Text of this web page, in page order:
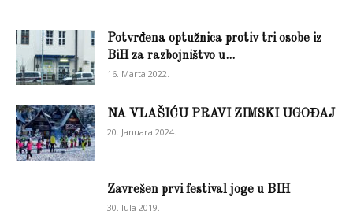
Potvrđena optužnica protiv tri osobe iz
BiH za razbojništvo u...
16. Marta 2022.
NA VLAŠIĆU PRAVI ZIMSKI UGOĐAJ
20. Januara 2024.
Zavrešen prvi festival joge u BIH
30. Jula 2019.